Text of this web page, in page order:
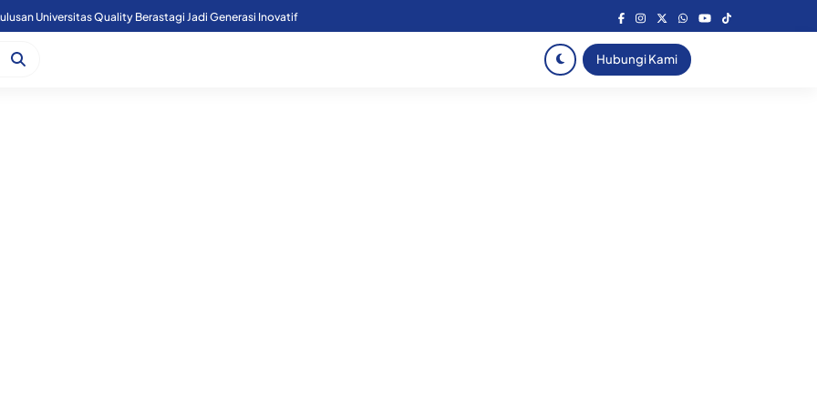
Universitas Quality Berastagi Jadi Generasi Inovatif
Hubungi Kami